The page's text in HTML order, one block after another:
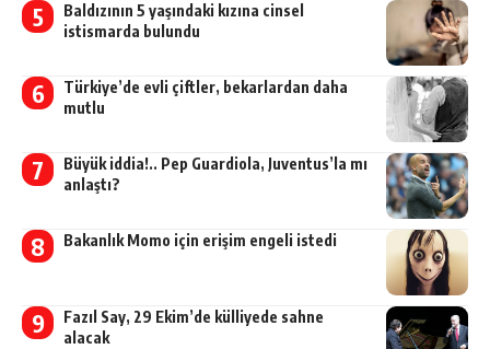
Baldızının 5 yaşındaki kızına cinsel
istismarda bulundu
Türkiye’de evli çiftler, bekarlardan daha
mutlu
Büyük iddia!.. Pep Guardiola, Juventus’la mı
anlaştı?
Bakanlık Momo için erişim engeli istedi
Fazıl Say, 29 Ekim’de külliyede sahne
alacak